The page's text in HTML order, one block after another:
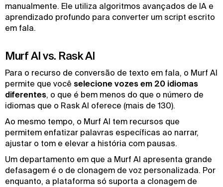
manualmente. Ele utiliza algoritmos avançados de IA e
aprendizado profundo para converter um script escrito
em fala.
Murf AI vs. Rask AI
Para o recurso de conversão de texto em fala, o Murf AI
permite que você selecione vozes em 20 idiomas
diferentes, o que é bem menos do que o número de
idiomas que o Rask AI oferece (mais de 130).
Ao mesmo tempo, o Murf AI tem recursos que
permitem enfatizar palavras específicas ao narrar,
ajustar o tom e elevar a história com pausas.
Um departamento em que a Murf AI apresenta grande
defasagem é o de clonagem de voz personalizada. Por
enquanto, a plataforma só suporta a clonagem de